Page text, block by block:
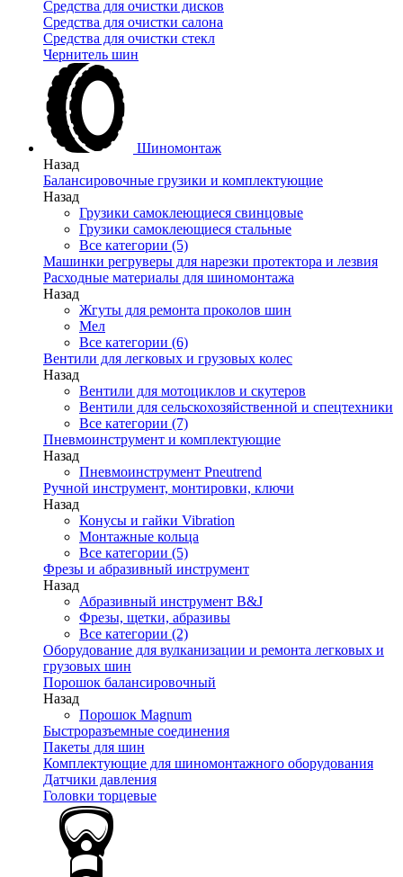
Средства для очистки дисков
Средства для очистки салона
Средства для очистки стекл
Чернитель шин
Шиномонтаж
Назад
Балансировочные грузики и комплектующие
Назад
Грузики самоклеющиеся свинцовые
Грузики самоклеющиеся стальные
Все категории (5)
Машинки регруверы для нарезки протектора и лезвия
Расходные материалы для шиномонтажа
Назад
Жгуты для ремонта проколов шин
Мел
Все категории (6)
Вентили для легковых и грузовых колес
Назад
Вентили для мотоциклов и скутеров
Вентили для сельскохозяйственной и спецтехники
Все категории (7)
Пневмоинструмент и комплектующие
Назад
Пневмоинструмент Pneutrend
Ручной инструмент, монтировки, ключи
Назад
Конусы и гайки Vibration
Монтажные кольца
Все категории (5)
Фрезы и абразивный инструмент
Назад
Абразивный инструмент B&J
Фрезы, щетки, абразивы
Все категории (2)
Оборудование для вулканизации и ремонта легковых и
грузовых шин
Порошок балансировочный
Назад
Порошок Magnum
Быстроразъемные соединения
Пакеты для шин
Комплектующие для шиномонтажного оборудования
Датчики давления
Головки торцевые